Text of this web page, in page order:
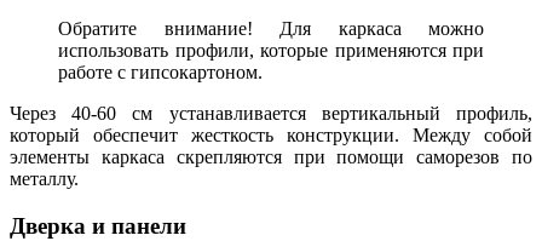
Обратите внимание! Для каркаса можно
использовать профили, которые применяются при
работе с гипсокартоном.
Через 40-60 см устанавливается вертикальный профиль,
который обеспечит жесткость конструкции. Между собой
элементы каркаса скрепляются при помощи саморезов по
металлу.
Дверка и панели